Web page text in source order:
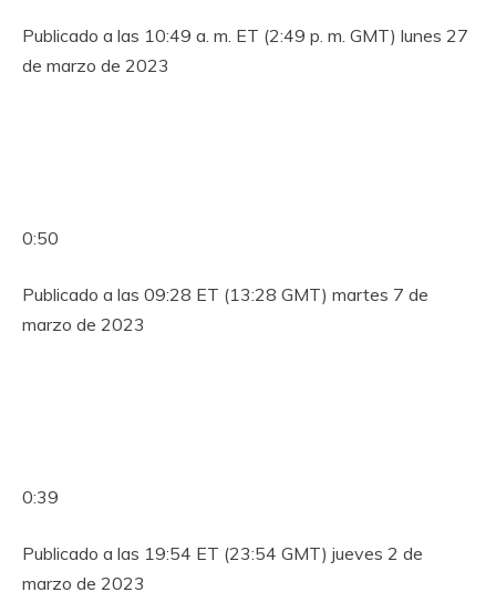
Publicado a las 10:49 a. m. ET (2:49 p. m. GMT) lunes 27
de marzo de 2023
0:50
Publicado a las 09:28 ET (13:28 GMT) martes 7 de
marzo de 2023
0:39
Publicado a las 19:54 ET (23:54 GMT) jueves 2 de
marzo de 2023